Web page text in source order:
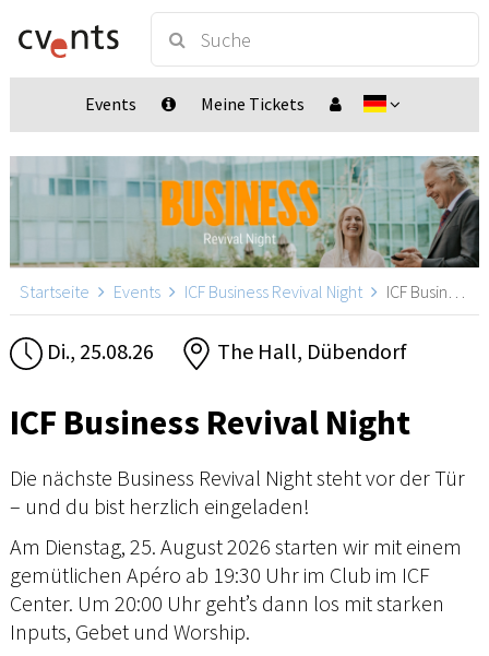
Events Meine Tickets
Startseite Events ICF Business Revival Night ICF Business Revival Night, Dübendorf
Di., 25.08.26 The Hall, Dübendorf
ICF Business Revival Night
Die nächste Business Revival Night steht vor der Tür
– und du bist herzlich eingeladen!
Am Dienstag, 25. August 2026 starten wir mit einem
gemütlichen Apéro ab 19:30 Uhr im Club im ICF
Center. Um 20:00 Uhr geht’s dann los mit starken
Inputs, Gebet und Worship.